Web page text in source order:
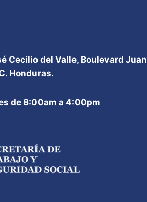
Cecilio del Valle, Boulevard Juan
Honduras.
de 8:00am a 4:00pm